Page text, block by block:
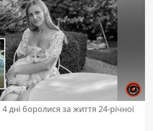
4 дні боролися за життя 24-річної